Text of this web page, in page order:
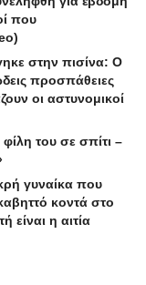
που
στην πισίνα: O
προσπάθειες
οι αστυνομικοί
του σε σπίτι –
γυναίκα που
κοντά στο
είναι η αιτία